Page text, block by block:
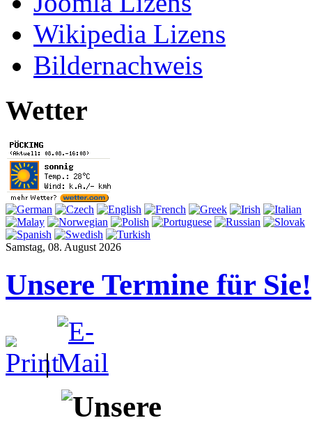
Wikipedia Lizens
Bildernachweis
Wetter
Samstag, 08. August 2026
Unsere Termine für Sie!
|